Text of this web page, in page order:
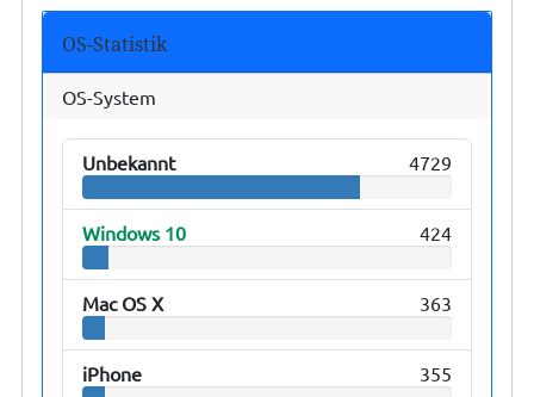
OS-Statistik
OS-System
Unbekannt 4729
Windows 10 424
Mac OS X 363
iPhone 355